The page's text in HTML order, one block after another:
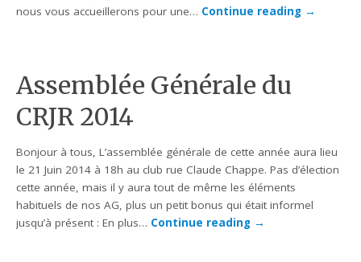
nous vous accueillerons pour une… Continue reading →
Assemblée Générale du
CRJR 2014
Bonjour à tous, L’assemblée générale de cette année aura lieu
le 21 Juin 2014 à 18h au club rue Claude Chappe. Pas d’élection
cette année, mais il y aura tout de même les éléments
habituels de nos AG, plus un petit bonus qui était informel
jusqu’à présent : En plus… Continue reading →